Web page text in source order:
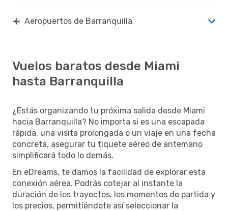
Aeropuertos de Barranquilla
Vuelos baratos desde Miami
hasta Barranquilla
¿Estás organizando tu próxima salida desde Miami
hacia Barranquilla? No importa si es una escapada
rápida, una visita prolongada o un viaje en una fecha
concreta, asegurar tu tiquete aéreo de antemano
simplificará todo lo demás.
En eDreams, te damos la facilidad de explorar esta
conexión aérea. Podrás cotejar al instante la
duración de los trayectos, los momentos de partida y
los precios, permitiéndote así seleccionar la